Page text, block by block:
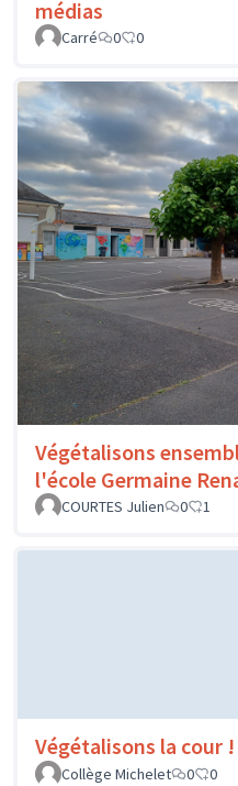
médias
Carré
0 0
Végétalisons
l'école Germaine
COURTES Julien
0 1
Végétalisons la cour !
Collège Michelet
0 0